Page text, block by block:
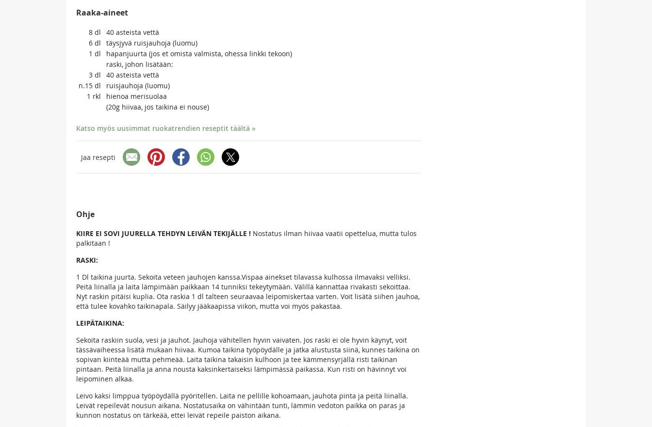
Raaka-aineet
8 dl
40 asteista vettä
6 dl
täysjyvä ruisjauhoja (luomu)
1 dl
hapanjuurta (jos et omista valmista, ohessa linkki tekoon)
raski, johon lisätään:
3 dl
40 asteista vettä
n.15 dl
ruisjauhoja (luomu)
1 rkl
hienoa merisuolaa
(20g hiivaa, jos taikina ei nouse)
Katso myös uusimmat ruokatrendien reseptit täältä »
Jaa resepti
Ohje
KIIRE EI SOVI JUURELLA TEHDYN LEIVÄN TEKIJÄLLE ! Nostatus ilman hiivaa vaatii opettelua, mutta tulos
palkitaan !
RASKI:
1 Dl taikina juurta. Sekoita veteen jauhojen kanssa.Vispaa ainekset tilavassa kulhossa ilmavaksi velliksi.
Peitä liinalla ja laita lämpimään paikkaan 14 tunniksi tekeytymään. Välillä kannattaa rivakasti sekoittaa.
Nyt raskin pitäisi kuplia. Ota raskia 1 dl talteen seuraavaa leipomiskertaa varten. Voit lisätä siihen jauhoa,
että tulee kovahko taikinapala. Säilyy jääkaapissa viikon, mutta voi myös pakastaa.
LEIPÄTAIKINA:
Sekoita raskiin suola, vesi ja jauhot. Jauhoja vähitellen hyvin vaivaten. Jos raski ei ole hyvin käynyt, voit
tässävaiheessa lisätä mukaan hiivaa. Kumoa taikina työpöydälle ja jatka alustusta siinä, kunnes taikina on
sopivan kiinteää mutta pehmeää. Laita taikina takaisin kulhoon ja tee kämmensyrjällä risti taikinan
pintaan. Peitä liinalla ja anna nousta kaksinkertaiseksi lämpimässä paikassa. Kun risti on hävinnyt voi
leipominen alkaa.
Leivo kaksi limppua työpöydällä pyöritellen. Laita ne pellille kohoamaan, jauhota pinta ja peitä liinalla.
Leivät repeilevät nousun aikana. Nostatusaika on vähintään tunti, lämmin vedoton paikka on paras ja
kunnon nostatus on tärkeää, ettei leivät repeile paiston aikana.